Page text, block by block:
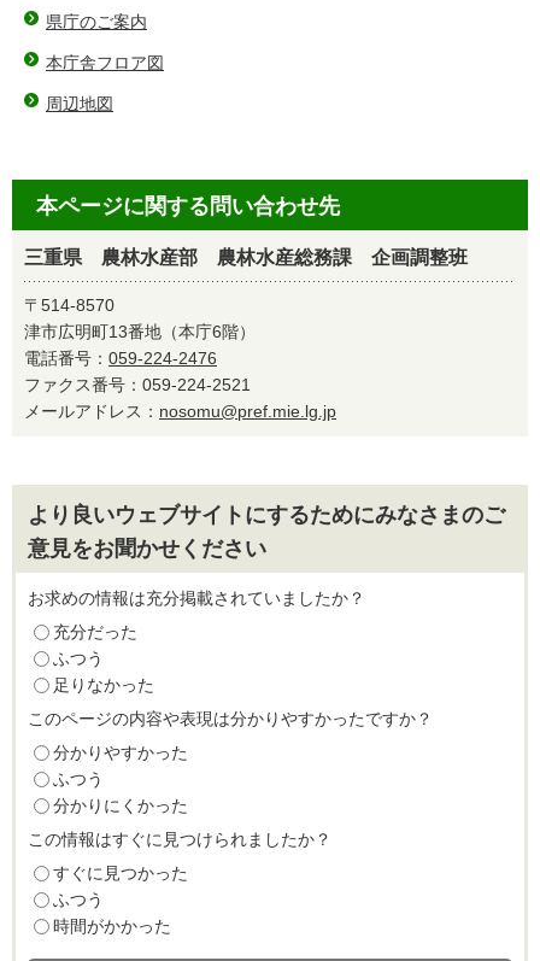
県庁のご案内
本庁舎フロア図
周辺地図
本ページに関する問い合わせ先
三重県 農林水産部 農林水産総務課 企画調整班
〒514-8570
津市広明町13番地（本庁6階）
電話番号： 059-224-2476
ファクス番号：059-224-2521
メールアドレス： nosomu@pref.mie.lg.jp
より良いウェブサイトにするためにみなさまのご
意見をお聞かせください
お求めの情報は充分掲載されていましたか？
充分だった
ふつう
足りなかった
このページの内容や表現は分かりやすかったですか？
分かりやすかった
ふつう
分かりにくかった
この情報はすぐに見つけられましたか？
すぐに見つかった
ふつう
時間がかかった